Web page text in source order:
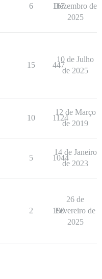
6 167
Dezembro de
2025
15 447
10 de Julho
de 2025
10 1124
12 de Março
de 2019
5 1044
14 de Janeiro
de 2023
2 190
26 de
Fevereiro de
2025